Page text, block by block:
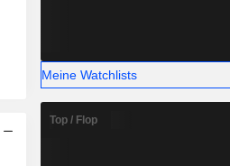
Meine Watchlists
Top / Flop